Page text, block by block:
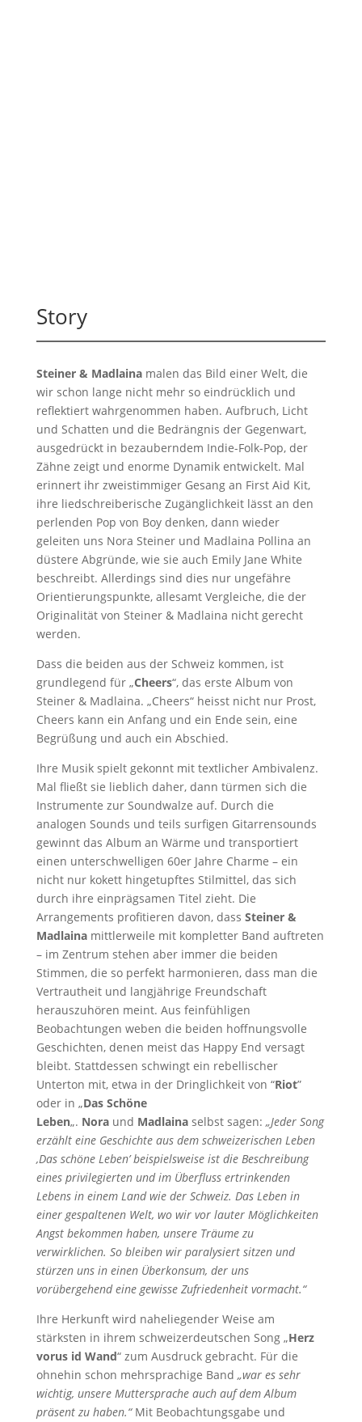
Story
Steiner & Madlainamalen das Bild einer Welt, die
wir schon lange nicht mehr so eindrücklich und
reflektiert wahrgenommen haben. Aufbruch, Licht
und Schatten und die Bedrängnis der Gegenwart,
ausgedrückt in bezauberndem Indie-Folk-Pop, der
Zähne zeigt und enorme Dynamik entwickelt. Mal
erinnert ihr zweistimmiger Gesang an First Aid Kit,
ihre liedschreiberische Zugänglichkeit lässt an den
perlenden Pop von Boy denken, dann wieder
geleiten uns Nora Steiner und Madlaina Pollina an
düstere Abgründe, wie sie auch Emily Jane White
beschreibt. Allerdings sind dies nur ungefähre
Orientierungspunkte, allesamt Vergleiche, die der
Originalität von Steiner & Madlaina nicht gerecht
werden.
Dass die beiden aus der Schweiz kommen, ist
grundlegend für „Cheers“, das erste Album von
Steiner & Madlaina. „Cheers“ heisst nicht nur Prost,
Cheers kann ein Anfang und ein Ende sein, eine
Begrüßung und auch ein Abschied.
Ihre Musik spielt gekonnt mit textlicher Ambivalenz.
Mal fließt sie lieblich daher, dann türmen sich die
Instrumente zur Soundwalze auf. Durch die
analogen Sounds und teils surfigen Gitarrensounds
gewinnt das Album an Wärme und transportiert
einen unterschwelligen 60er Jahre Charme – ein
nicht nur kokett hingetupftes Stilmittel, das sich
durch ihre einprägsamen Titel zieht. Die
Arrangements profitieren davon, dass Steiner &
Madlainamittlerweile mit kompletter Band auftreten
– im Zentrum stehen aber immer die beiden
Stimmen, die so perfekt harmonieren, dass man die
Vertrautheit und langjährige Freundschaft
herauszuhören meint. Aus feinfühligen
Beobachtungen weben die beiden hoffnungsvolle
Geschichten, denen meist das Happy End versagt
bleibt. Stattdessen schwingt ein rebellischer
Unterton mit, etwa in der Dringlichkeit von “Riot”
oder in „Das Schöne
Leben„. Noraund Madlainaselbst sagen: „Jeder Song
erzählt eine Geschichte aus dem schweizerischen Leben
‚Das schöne Leben’ beispielsweise ist die Beschreibung
eines privilegierten und im Überfluss ertrinkenden
Lebens in einem Land wie der Schweiz. Das Leben in
einer gespaltenen Welt, wo wir vor lauter Möglichkeiten
Angst bekommen haben, unsere Träume zu
verwirklichen. So bleiben wir paralysiert sitzen und
stürzen uns in einen Überkonsum, der uns
vorübergehend eine gewisse Zufriedenheit vormacht.“
Ihre Herkunft wird naheliegender Weise am
stärksten in ihrem schweizerdeutschen Song „Herz
vorus id Wand“ zum Ausdruck gebracht. Für die
ohnehin schon mehrsprachige Band „war es sehr
wichtig, unsere Muttersprache auch auf dem Album
präsent zu haben.“Mit Beobachtungsgabe und